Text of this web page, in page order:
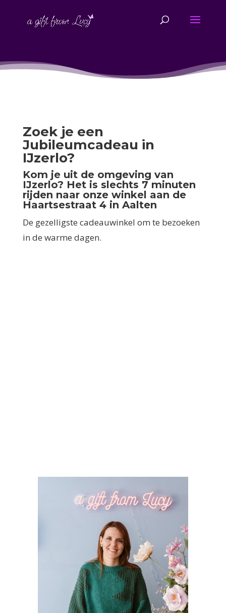
Zoek je een
Jubileumcadeau in
IJzerlo?
Kom je uit de omgeving van
IJzerlo? Het is slechts 7 minuten
rijden naar onze winkel aan de
Haartsestraat 4 in Aalten
De gezelligste cadeauwinkel om te bezoeken
in de warme dagen.